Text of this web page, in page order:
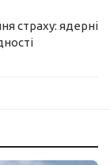
страху: ядерні